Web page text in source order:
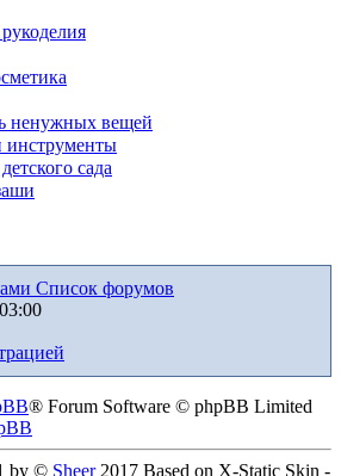
ненужных вещей
сада
Список форумов
® Forum Software © phpBB Limited
by © Sheer2017 Based on X-Static Skin -